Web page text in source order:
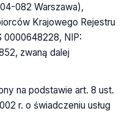
082 Warszawa),
Krajowego Rejestru
0000648228, NIP:
zwaną dalej
na podstawie art. 8 ust.
r. o świadczeniu usług